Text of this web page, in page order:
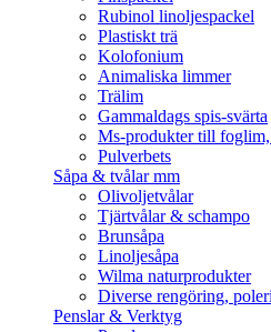
Rubinol linoljespackel
Plastiskt trä
Kolofonium
Animaliska limmer
Trälim
Gammaldags spis-svärta
Ms-produkter till foglim,
Pulverbets
Såpa & tvålar mm
Olivoljetvålar
Tjärtvålar & schampo
Brunsåpa
Linoljesåpa
Wilma naturprodukter
Diverse rengöring,
Penslar & Verktyg